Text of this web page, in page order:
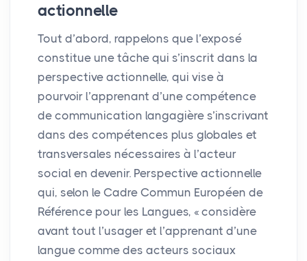
actionnelle
Tout d’abord, rappelons que l’exposé
constitue une tâche qui s’inscrit dans la
perspective actionnelle, qui vise à
pourvoir l’apprenant d’une compétence
de communication langagière s’inscrivant
dans des compétences plus globales et
transversales nécessaires à l’acteur
social en devenir. Perspective actionnelle
qui, selon le Cadre Commun Européen de
Référence pour les Langues, « considère
avant tout l’usager et l’apprenant d’une
langue comme des acteurs sociaux